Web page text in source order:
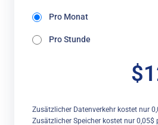
Pro Monat
Pro Stunde
Zusätzlicher Datenverkehr kostet nur
Zusätzlicher Speicher kostet nur 0,05$